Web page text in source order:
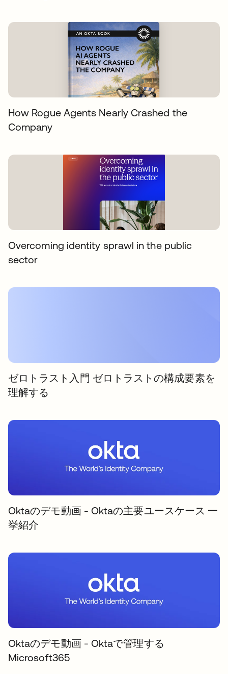
How Rogue Agents Nearly Crashed the
Company
Overcoming identity sprawl in the public
sector
ゼロトラスト入門 ゼロトラストの構成要素を
理解する
Oktaのデモ動画 - Oktaの主要ユースケース 一
挙紹介
Oktaのデモ動画 - Oktaで管理する
Microsoft365